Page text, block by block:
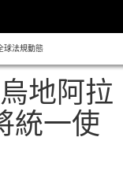
球法規動態
地阿拉
統一使